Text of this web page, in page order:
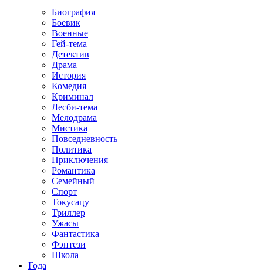
Биография
Боевик
Военные
Гей-тема
Детектив
Драма
История
Комедия
Криминал
Лесби-тема
Мелодрама
Мистика
Повседневность
Политика
Приключения
Романтика
Семейный
Спорт
Токусацу
Триллер
Ужасы
Фантастика
Фэнтези
Школа
Года